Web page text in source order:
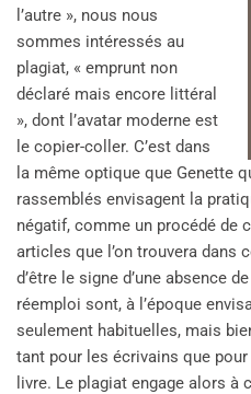
l’autre », nous nous
sommes intéressés au
plagiat, « emprunt non
déclaré mais encore littéral
», dont l’avatar moderne est
le copier-coller. C’est dans
la même optique que Genette
rassemblés envisagent la
négatif, comme un procédé de
articles que l’on trouvera dans
d’être le signe d’une absence
réemploi sont, à l’époque
seulement habituelles, mais
tant pour les écrivains que
livre. Le plagiat engage alors à